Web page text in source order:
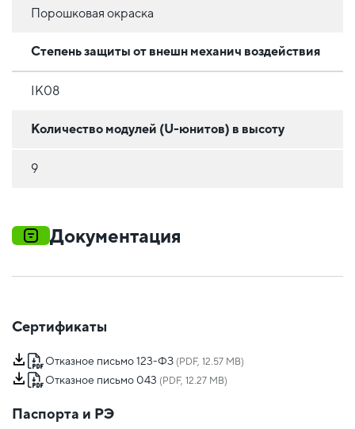
Порошковая окраска
Степень защиты от внешн механич воздействия
IK08
Количество модулей (U-юнитов) в высоту
9
Документация
Сертификаты
Отказное письмо 123-ФЗ (PDF, 12.57 MB)
Отказное письмо 043 (PDF, 12.27 MB)
Паспорта и РЭ